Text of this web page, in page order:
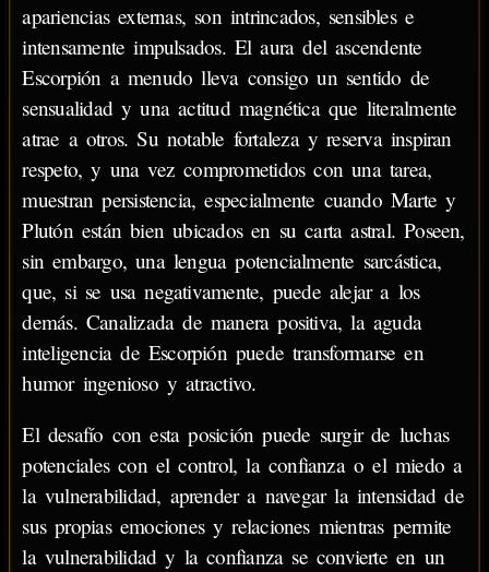
apariencias externas, son intrincados, sensibles e
intensamente impulsados. El aura del ascendente
Escorpión a menudo lleva consigo un sentido de
sensualidad y una actitud magnética que literalmente
atrae a otros. Su notable fortaleza y reserva inspiran
respeto, y una vez comprometidos con una tarea,
muestran persistencia, especialmente cuando Marte y
Plutón están bien ubicados en su carta astral. Poseen,
sin embargo, una lengua potencialmente sarcástica,
que, si se usa negativamente, puede alejar a los
demás. Canalizada de manera positiva, la aguda
inteligencia de Escorpión puede transformarse en
humor ingenioso y atractivo.
El desafío con esta posición puede surgir de luchas
potenciales con el control, la confianza o el miedo a
la vulnerabilidad, aprender a navegar la intensidad de
sus propias emociones y relaciones mientras permite
la vulnerabilidad y la confianza se convierte en un